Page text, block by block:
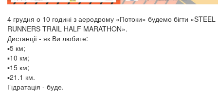
4 грудня о 10 годині з аеродрому «Потоки» будемо бігти «STEEL
RUNNERS TRAIL HALF MARATHON».
Дистанції - як Ви любите:
▪️5 км;
▪️10 км;
▪️15 км;
▪️21.1 км.
Гідратація - буде.